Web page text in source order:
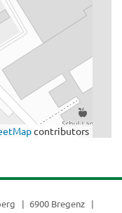
contributors
6900 Bregenz